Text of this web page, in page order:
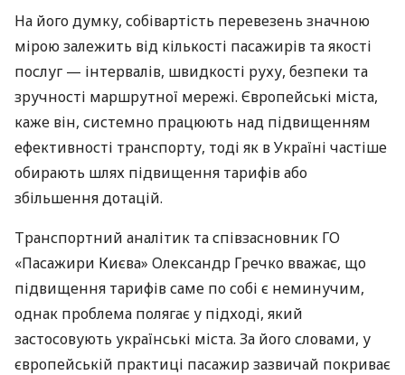
На його думку, собівартість перевезень значною
мірою залежить від кількості пасажирів та якості
послуг — інтервалів, швидкості руху, безпеки та
зручності маршрутної мережі. Європейські міста,
каже він, системно працюють над підвищенням
ефективності транспорту, тоді як в Україні частіше
обирають шлях підвищення тарифів або
збільшення дотацій.
Транспортний аналітик та співзасновник ГО
«Пасажири Києва» Олександр Гречко вважає, що
підвищення тарифів саме по собі є неминучим,
однак проблема полягає у підході, який
застосовують українські міста. За його словами, у
європейській практиці пасажир зазвичай покриває